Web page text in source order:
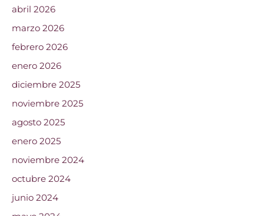
abril 2026
marzo 2026
febrero 2026
enero 2026
diciembre 2025
noviembre 2025
agosto 2025
enero 2025
noviembre 2024
octubre 2024
junio 2024